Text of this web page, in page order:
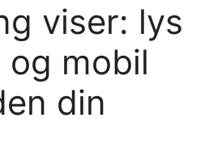
viser: lys
mobil
din